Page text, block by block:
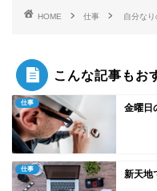
HOME 仕事 自分な
こんな記事もお
仕事 金曜日
仕事 新天地